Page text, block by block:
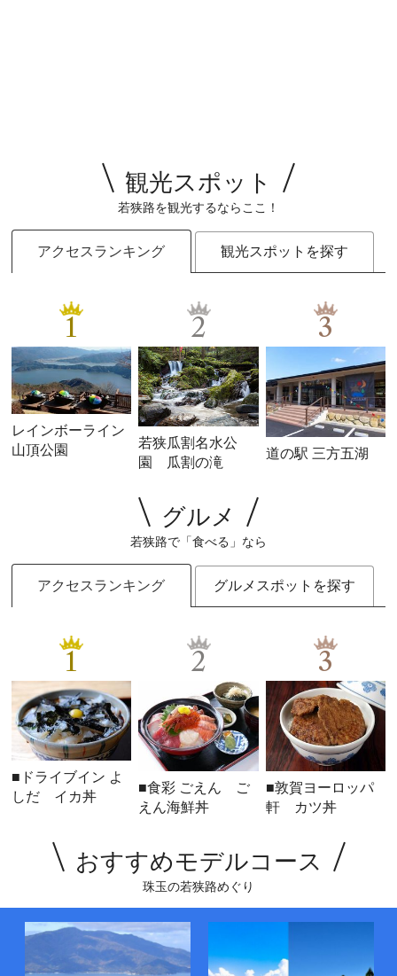
観光スポット
若狭路を観光するならここ！
アクセスランキング 観光スポットを探す
1
レインボーライン
山頂公園
2
若狭瓜割名水公
園 瓜割の滝
3
道の駅 三方五湖
グルメ
若狭路で「食べる」なら
アクセスランキング グルメスポットを探す
1
■ドライブイン よ
しだ イカ丼
2
■食彩 ごえん ご
えん海鮮丼
3
■敦賀ヨーロッパ
軒 カツ丼
おすすめモデルコース
珠玉の若狭路めぐり